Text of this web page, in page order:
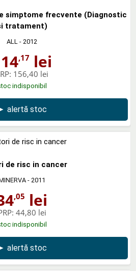
simptome frecvente (Diagnostic
tratament)
ALL - 2012
,17lei
156,40 lei
indisponibil
alertă stoc
de risc in cancer
- 2011
,05 lei
44,80 lei
indisponibil
alertă stoc